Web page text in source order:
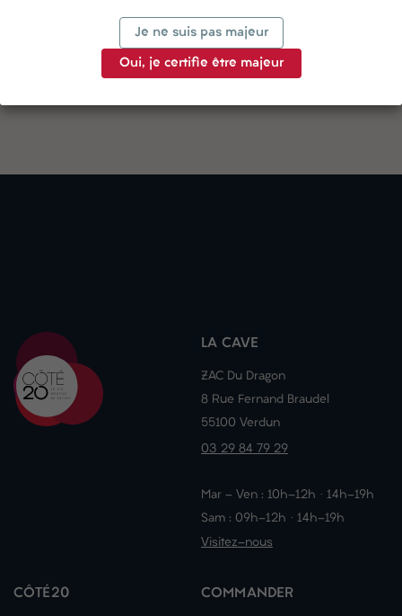
Détails du produit
LA CAVE
ZAC Du Dragon
8 Rue Fernand Braudel
55100 Verdun
03 29 84 79 29
Mar - Ven : 10h-12h · 14h-19h
Sam : 09h-12h · 14h-19h
Visitez-nous
CÔTÉ20 COMMANDER
Je ne suis pas majeur
Oui, je certifie être majeur